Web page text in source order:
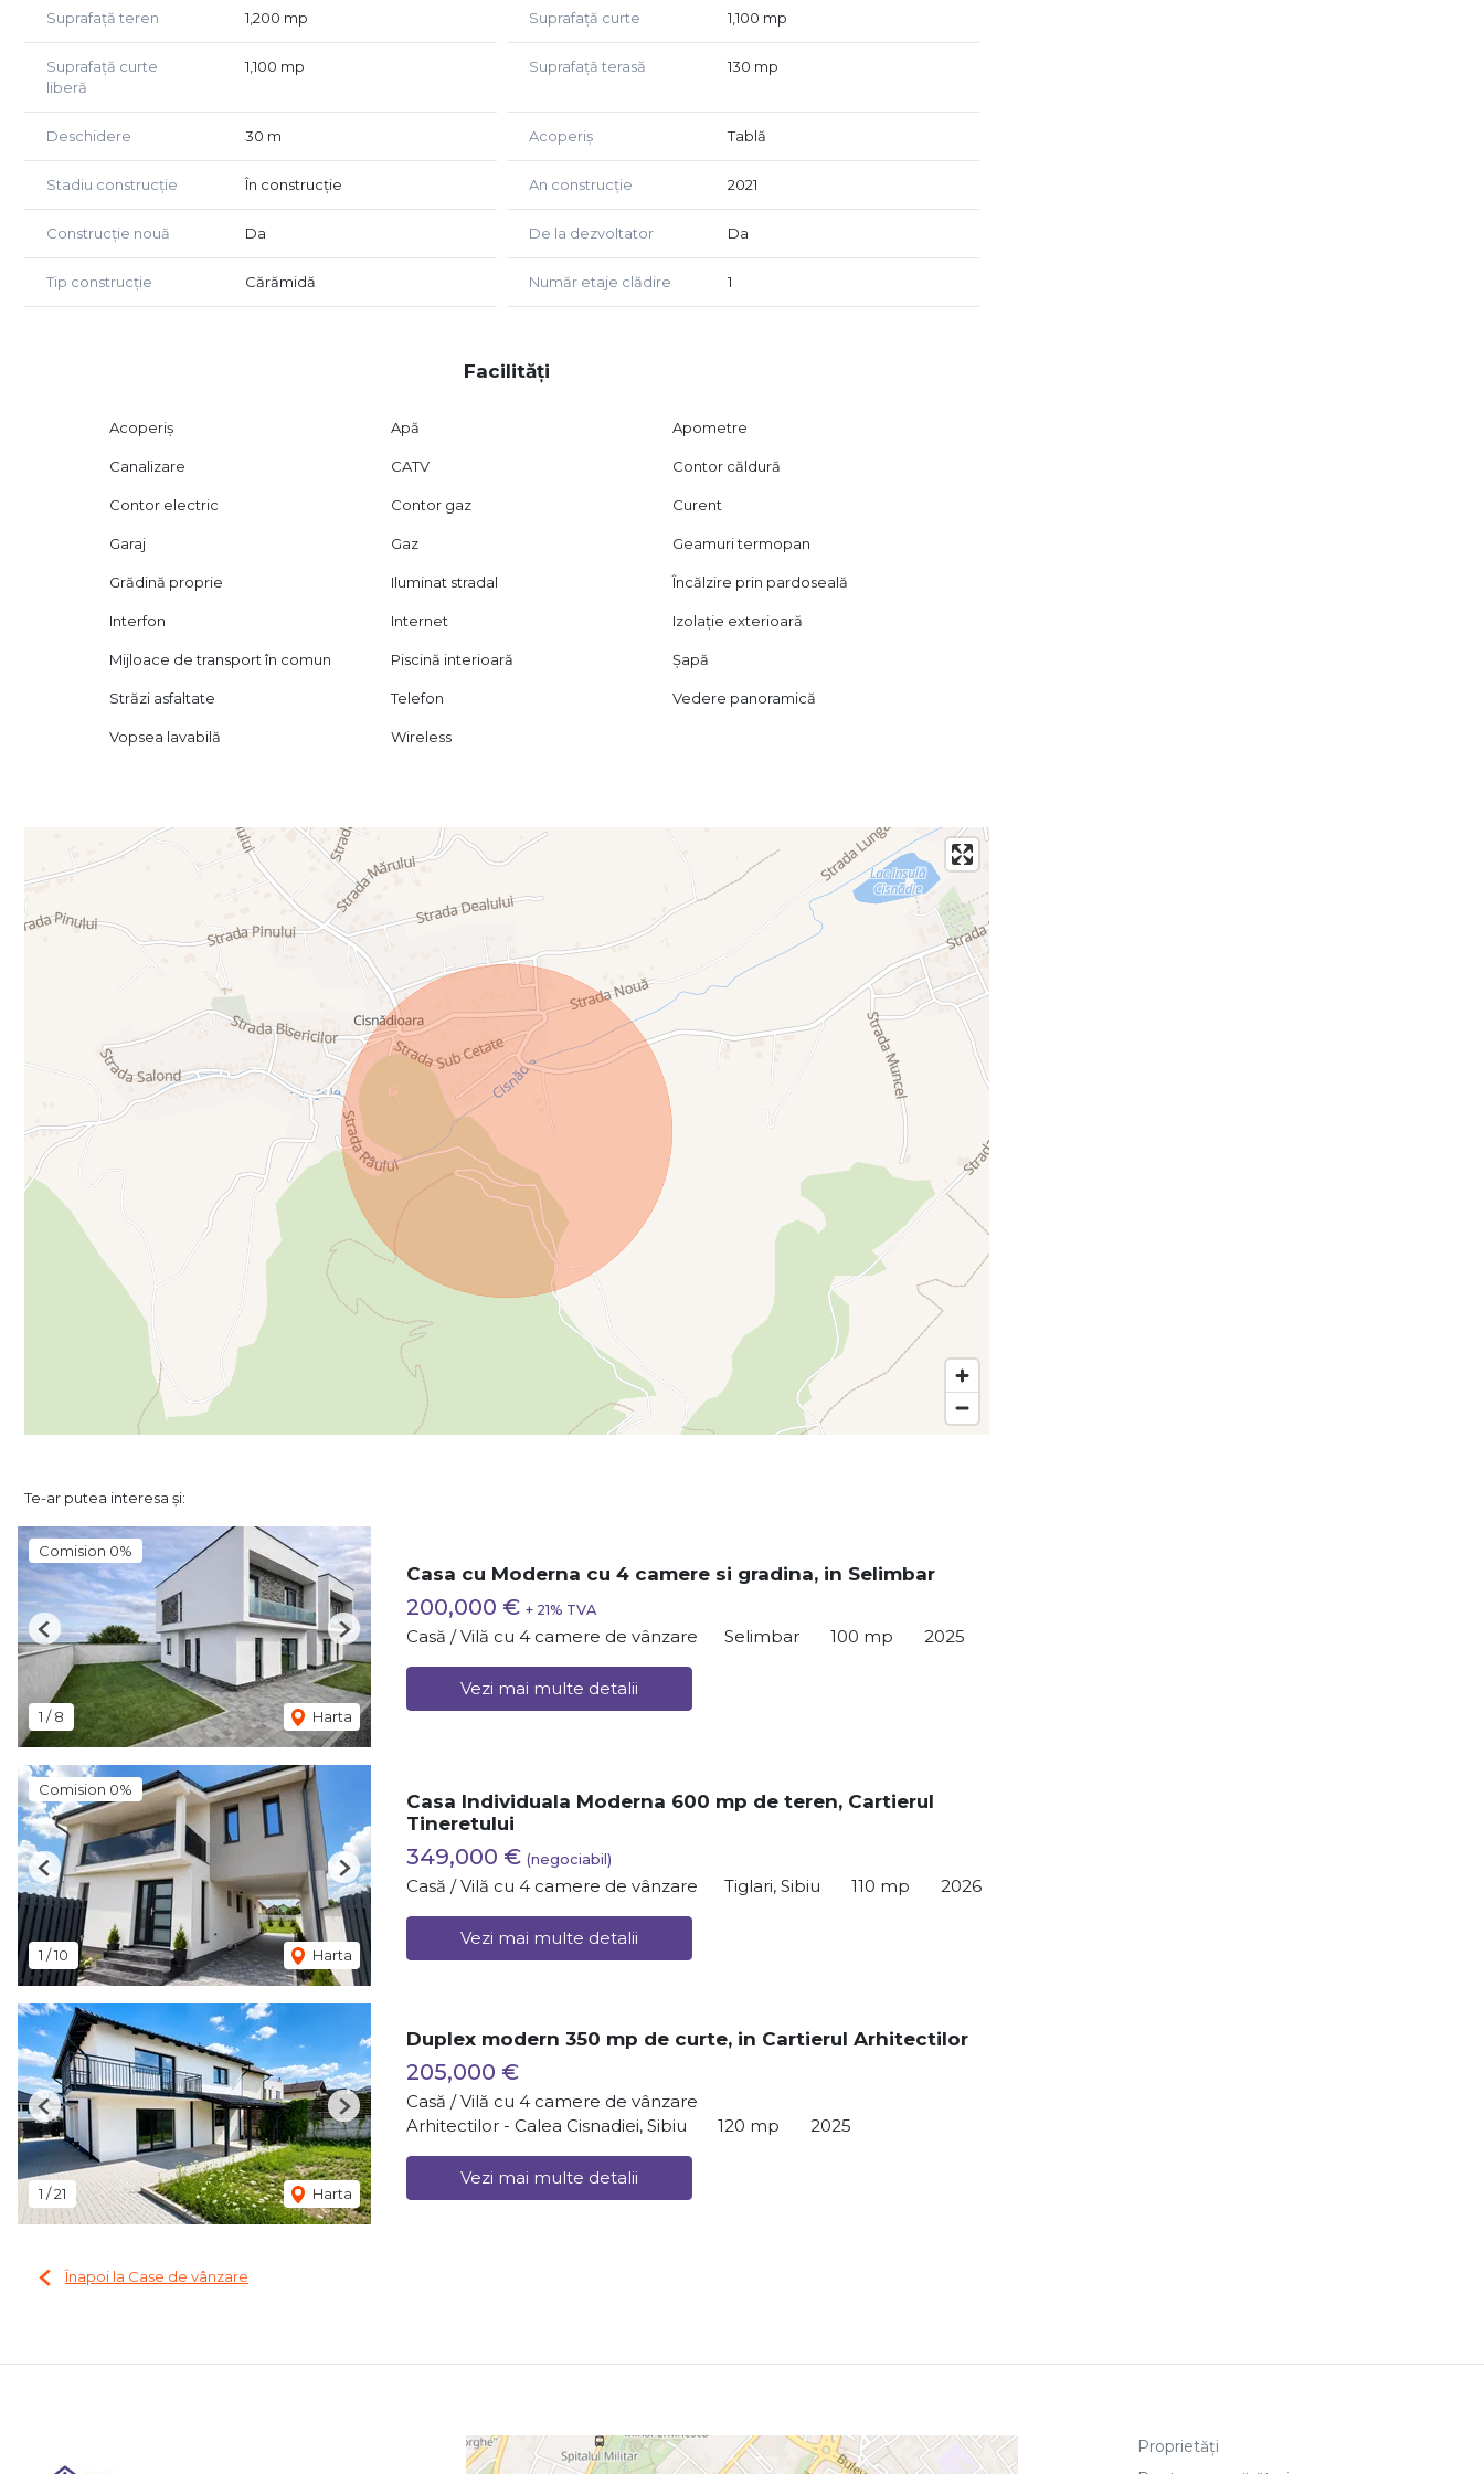
Suprafață teren 1,200 mp Suprafață curte 1,100 mp
Suprafață curte
liberă
1,100 mp Suprafață terasă 130 mp
Deschidere 30 m Acoperiș Tablă
Stadiu construcție În construcție An construcție 2021
Construcție nouă Da De la dezvoltator Da
Tip construcție Cărămidă Număr etaje clădire 1
Facilități
Acoperiș Apă Apometre
Canalizare CATV Contor căldură
Contor electric Contor gaz Curent
Garaj Gaz Geamuri termopan
Grădină proprie Iluminat stradal Încălzire prin pardoseală
Interfon Internet Izolație exterioară
Mijloace de transport în comun Piscină interioară Șapă
Străzi asfaltate Telefon Vedere panoramică
Vopsea lavabilă Wireless
Te-ar putea interesa și:
Comision 0%
1 /8 Harta
Previous Next
Casa cu Moderna cu 4 camere si gradina, in Selimbar
200,000 € + 21% TVA
Casă / Vilă cu 4 camere de vânzare Selimbar 100 mp 2025
Vezi mai multe detalii
Comision 0%
1 /10 Harta
Previous Next
Casa Individuala Moderna 600 mp de teren, Cartierul
Tineretului
349,000 € (negociabil)
Casă / Vilă cu 4 camere de vânzare Tiglari, Sibiu 110 mp 2026
Vezi mai multe detalii
1 /21 Harta
Previous Next
Duplex modern 350 mp de curte, in Cartierul Arhitectilor
205,000 €
Casă / Vilă cu 4 camere de vânzare
Arhitectilor - Calea Cisnadiei, Sibiu
120 mp 2025
Vezi mai multe detalii
Înapoi la Case de vânzare
Proprietăți